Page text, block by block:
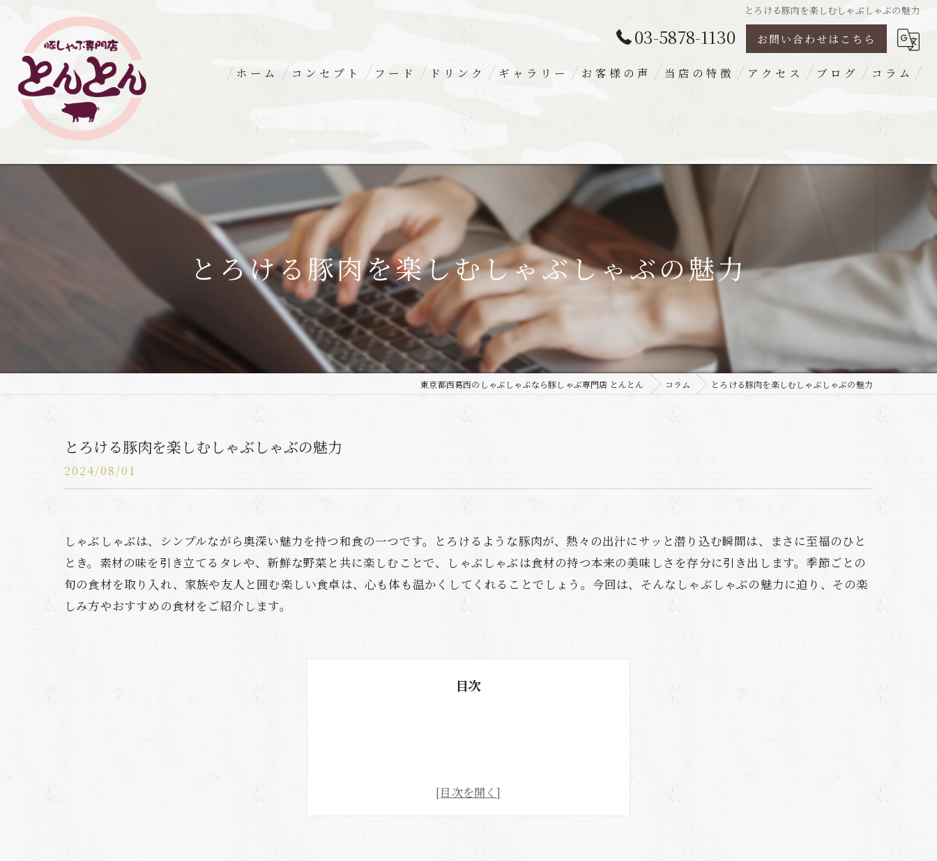
とろける豚肉を楽しむしゃぶしゃぶの魅力
03-5878-1130 お問い合わせはこちら
ホーム コンセプト フード ドリンク ギャラリー お客様の声 当店の特徴
豚肉
宴会
梅出汁
アクセス ブログ コラム
とろける豚肉を楽しむしゃぶしゃぶの魅力
東京都西葛西のしゃぶしゃぶなら豚しゃぶ専門店 とんとん コラム とろける豚肉を楽しむしゃぶしゃぶの魅力
とろける豚肉を楽しむしゃぶしゃぶの魅力
2024/08/01
しゃぶしゃぶは、シンプルながら奥深い魅力を持つ和食の一つです。とろけるような豚肉が、熱々の出汁にサッと潜り込む瞬間は、まさに至福のひと
とき。素材の味を引き立てるタレや、新鮮な野菜と共に楽しむことで、しゃぶしゃぶは食材の持つ本来の美味しさを存分に引き出します。季節ごとの
旬の食材を取り入れ、家族や友人と囲む楽しい食卓は、心も体も温かくしてくれることでしょう。今回は、そんなしゃぶしゃぶの魅力に迫り、その楽
しみ方やおすすめの食材をご紹介します。
目次